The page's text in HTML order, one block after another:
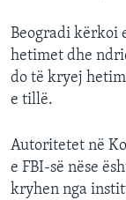
Beogradi kërkoi
hetimet dhe
do të kryej
e tillë.
Autoritetet në
e FBI-së nëse
kryhen nga